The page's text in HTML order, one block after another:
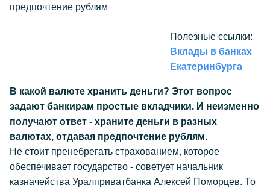
предпочтение рублям
Полезные ссылки:
Вклады в банках
Екатеринбурга
В какой валюте хранить деньги? Этот вопрос
задают банкирам простые вкладчики. И неизменно
получают ответ - храните деньги в разных
валютах, отдавая предпочтение рублям.
Не стоит пренебрегать страхованием, которое
обеспечивает государство - советует начальник
казначейства Уралприватбанка Алексей Поморцев. То